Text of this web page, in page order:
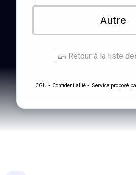
Autre
Retour à la liste
CGU - Confidentialité - Service proposé